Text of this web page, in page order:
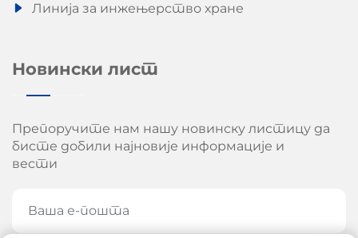
Линија за инжењерство хране
Новински лист
Препоручите нам нашу новинску листицу да
бисте добили најновије информације и
вести